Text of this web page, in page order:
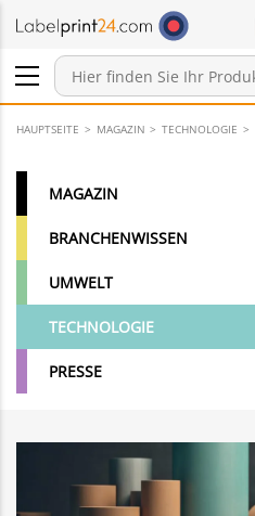
Anmelden / Registrieren
Warenkorb
Mitteilungen
HAUPTSEITE MAGAZIN TECHNOLOGIE
MAGAZIN
BRANCHENWISSEN
UMWELT
TECHNOLOGIE
PRESSE